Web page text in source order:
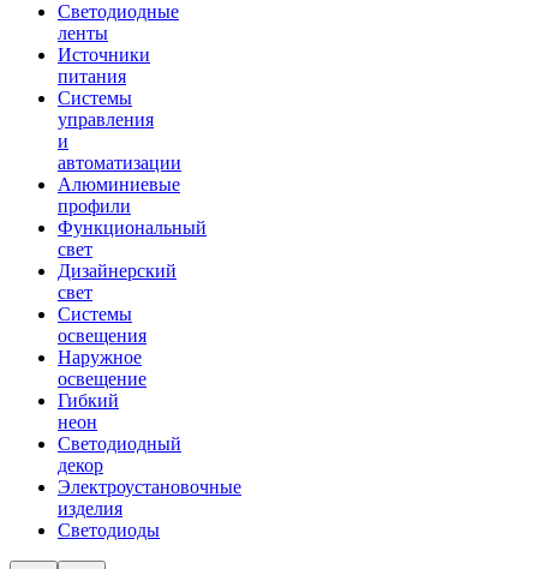
Светодиодные
ленты
Источники
питания
Системы
управления
и
автоматизации
Алюминиевые
профили
Функциональный
свет
Дизайнерский
свет
Системы
освещения
Наружное
освещение
Гибкий
неон
Светодиодный
декор
Электроустановочные
изделия
Светодиоды